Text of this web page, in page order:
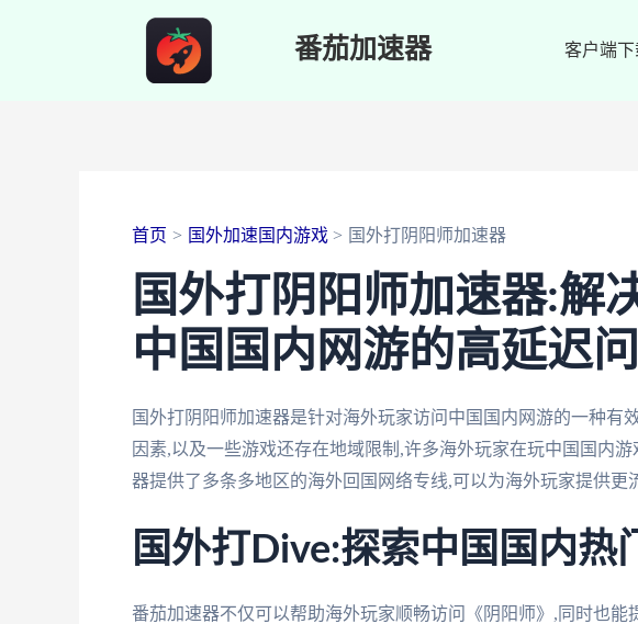
番茄加速器 客户端下
首页 国外加速国内游戏 国外打阴阳师加速器
国外打阴阳师加速器:解
中国国内网游的高延迟
国外打阴阳师加速器是针对海外玩家访问中国国内网游的一种有
因素,以及一些游戏还存在地域限制,许多海外玩家在玩中国国内
器提供了多条多地区的海外回国网络专线,可以为海外玩家提供更
国外打Dive:探索中国国内热
番茄加速器不仅可以帮助海外玩家顺畅访问《阴阳师》,同时也